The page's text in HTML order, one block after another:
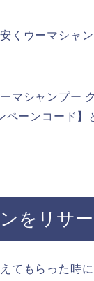
くウーマシャ
マシャンプー
ーンコード
をリサ
てもらった時